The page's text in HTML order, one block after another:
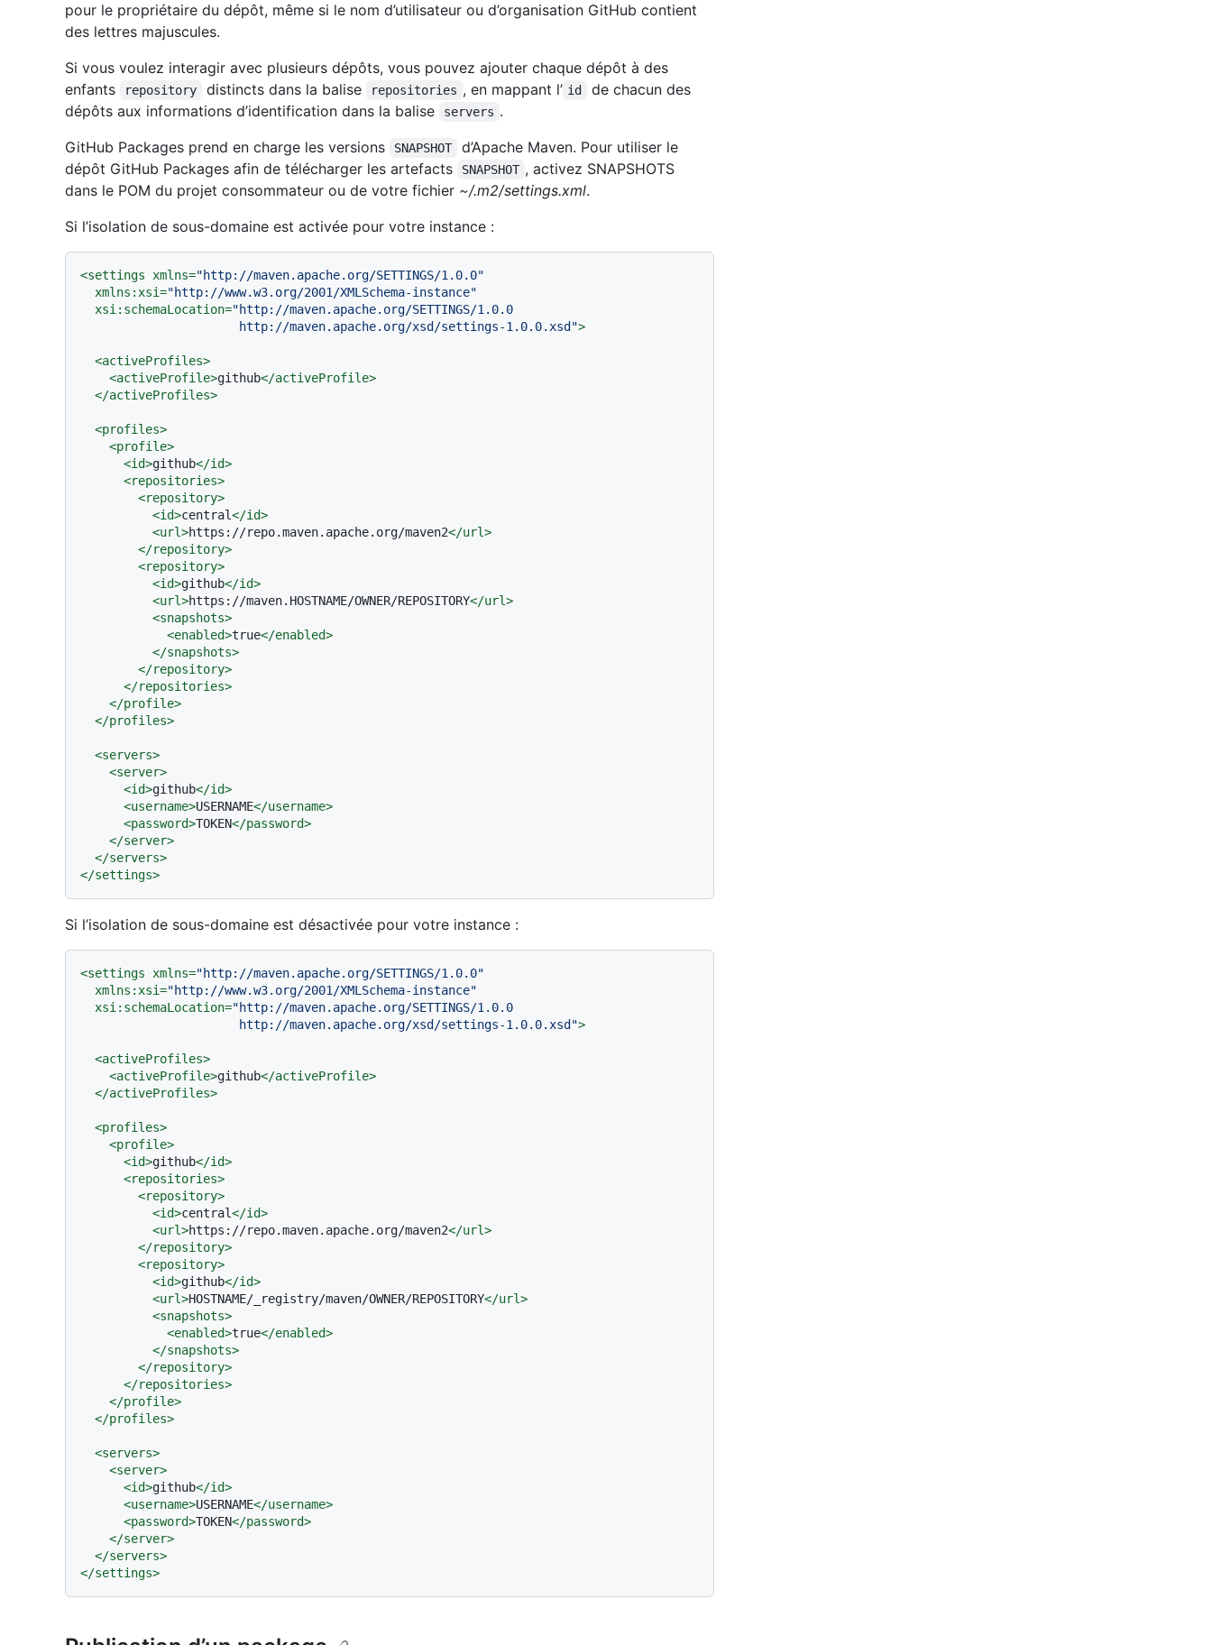
pour le propriétaire du dépôt, même si le nom d’utilisateur ou d’organisation GitHub contient
des lettres majuscules.
Si vous voulez interagir avec plusieurs dépôts, vous pouvez ajouter chaque dépôt à des
enfants
repository distincts dans la balise repositories , en mappant l’ id
de chacun des
dépôts aux informations d’identification dans la balise
servers .
GitHub Packages prend en charge les versions
SNAPSHOT
d’Apache Maven. Pour utiliser le
dépôt GitHub Packages afin de télécharger les artefacts
SNAPSHOT , activez SNAPSHOTS
dans le POM du projet consommateur ou de votre fichier ~/.m2/settings.xml.
Si l’isolation de sous-domaine est activée pour votre instance :
<settings xmlns="http://maven.apache.org/SETTINGS/1.0.0"
xmlns:xsi="http://www.w3.org/2001/XMLSchema-instance"
xsi:schemaLocation="http://maven.apache.org/SETTINGS/1.0.0
                      http://maven.apache.org/xsd/settings-1.0.0.xsd"
>
<activeProfiles>
<activeProfile>github</activeProfile>
</activeProfiles>
<profiles>
<profile>
<id>github</id>
<repositories>
<repository>
<id>central</id>
<url>https://repo.maven.apache.org/maven2</url>
</repository>
<repository>
<id>github</id>
<url>https://maven.HOSTNAME/OWNER/REPOSITORY</url>
<snapshots>
<enabled>true</enabled>
</snapshots>
</repository>
</repositories>
</profile>
</profiles>
<servers>
<server>
<id>github</id>
<username>USERNAME</username>
<password>TOKEN</password>
</server>
</servers>
</settings>
Si l’isolation de sous-domaine est désactivée pour votre instance :
<settings xmlns="http://maven.apache.org/SETTINGS/1.0.0"
xmlns:xsi="http://www.w3.org/2001/XMLSchema-instance"
xsi:schemaLocation="http://maven.apache.org/SETTINGS/1.0.0
                      http://maven.apache.org/xsd/settings-1.0.0.xsd"
>
<activeProfiles>
<activeProfile>github</activeProfile>
</activeProfiles>
<profiles>
<profile>
<id>github</id>
<repositories>
<repository>
<id>central</id>
<url>https://repo.maven.apache.org/maven2</url>
</repository>
<repository>
<id>github</id>
<url>HOSTNAME/_registry/maven/OWNER/REPOSITORY</url>
<snapshots>
<enabled>true</enabled>
</snapshots>
</repository>
</repositories>
</profile>
</profiles>
<servers>
<server>
<id>github</id>
<username>USERNAME</username>
<password>TOKEN</password>
</server>
</servers>
</settings>